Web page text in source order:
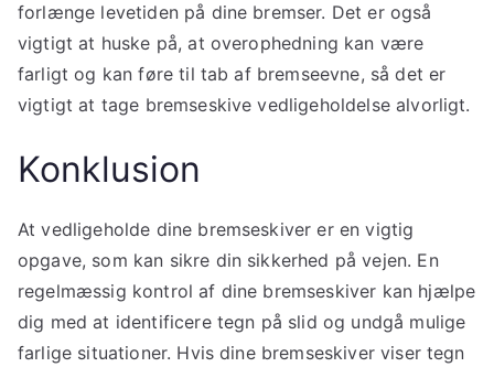
forlænge levetiden på dine bremser. Det er også
vigtigt at huske på, at overophedning kan være
farligt og kan føre til tab af bremseevne, så det er
vigtigt at tage bremseskive vedligeholdelse alvorligt.
Konklusion
At vedligeholde dine bremseskiver er en vigtig
opgave, som kan sikre din sikkerhed på vejen. En
regelmæssig kontrol af dine bremseskiver kan hjælpe
dig med at identificere tegn på slid og undgå mulige
farlige situationer. Hvis dine bremseskiver viser tegn